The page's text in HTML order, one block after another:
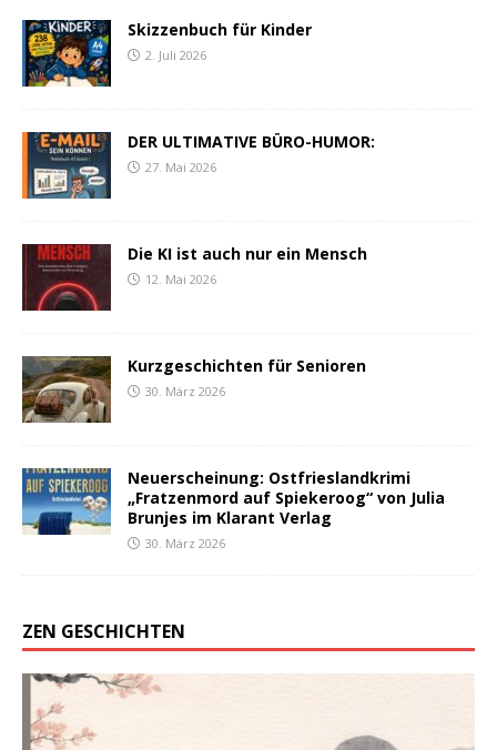
Skizzenbuch für Kinder
2. Juli 2026
DER ULTIMATIVE BÜRO-HUMOR:
27. Mai 2026
Die KI ist auch nur ein Mensch
12. Mai 2026
Kurzgeschichten für Senioren
30. März 2026
Neuerscheinung: Ostfrieslandkrimi
„Fratzenmord auf Spiekeroog“ von Julia
Brunjes im Klarant Verlag
30. März 2026
ZEN GESCHICHTEN